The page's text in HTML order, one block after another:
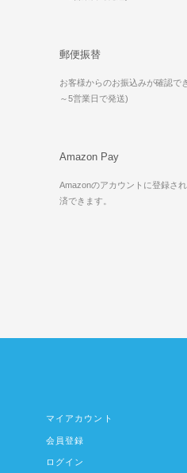
郵便振替
お客様からのお振込みが確認で
～5営業日で発送)
Amazon Pay
Amazonのアカウントに登録さ
済できます。
マイアカウント
会員登録
ログイン